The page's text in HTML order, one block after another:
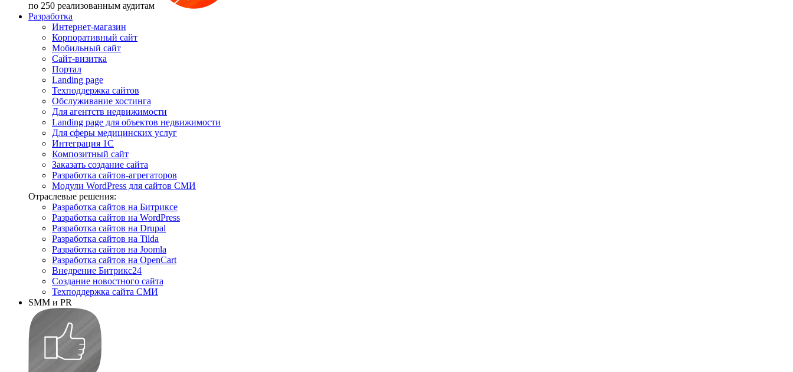
по 250 реализованным аудитам
Разработка
Интернет-магазин
Корпоративный сайт
Мобильный сайт
Сайт-визитка
Портал
Landing page
Техподдержка сайтов
Обслуживание хостинга
Для агентств недвижимости
Landing page для объектов недвижимости
Для сферы медицинских услуг
Интеграция 1С
Композитный сайт
Заказать создание сайта
Разработка сайтов-агрегаторов
Модули WordPress для сайтов СМИ
Отраслевые решения:
Разработка сайтов на Битриксе
Разработка сайтов на WordPress
Разработка сайтов на Drupal
Разработка сайтов на Tilda
Разработка сайтов на Joomla
Разработка сайтов на OpenCart
Внедрение Битрикс24
Создание новостного сайта
Техподдержка сайта СМИ
SMM и PR